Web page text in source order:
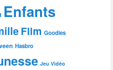
Enfants
Film Goodies
Hasbro
Jeu Vidéo